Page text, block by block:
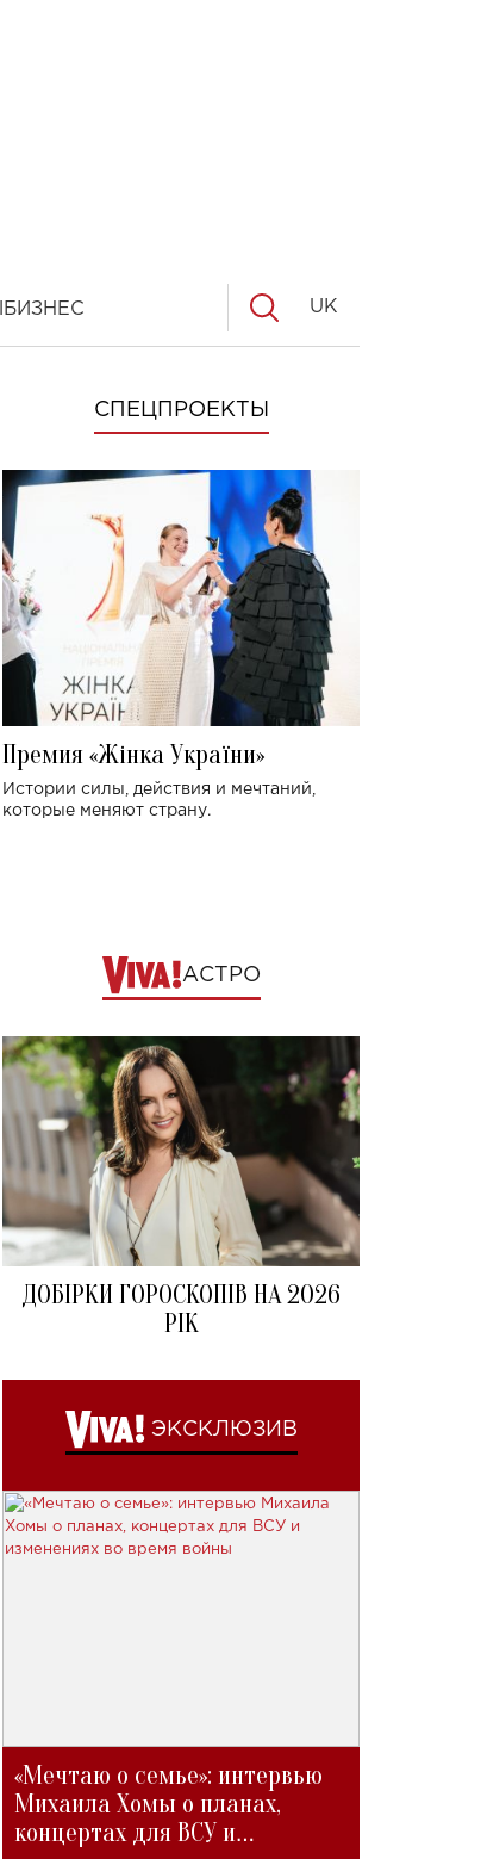
БИЗНЕС UK
СПЕЦПРОЕКТЫ
Премия «Жінка України»
Истории силы, действия и мечтаний,
которые меняют страну.
АСТРО
ДОБІРКИ ГОРОСКОПІВ НА 2026
РІК
ЭКСКЛЮЗИВ
«Мечтаю о семье»: интервью
Михаила Хомы о планах,
концертах для ВСУ и